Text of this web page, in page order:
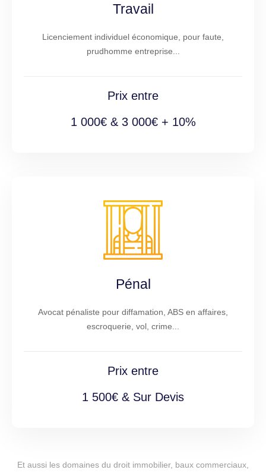
Travail
Licenciement individuel économique, pour faute,
prudhomme entreprise...
Prix entre
1 000€ & 3 000€ + 10%
Pénal
Avocat pénaliste pour diffamation, ABS en affaires,
escroquerie, vol, crime...
Prix entre
1 500€ & Sur Devis
Et aussi les domaines du droit immobilier, baux commerciaux,